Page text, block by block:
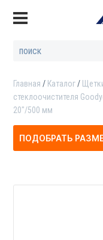
Главная Каталог
стеклоочистителя
20"/500 мм
ПОДОБРАТЬ